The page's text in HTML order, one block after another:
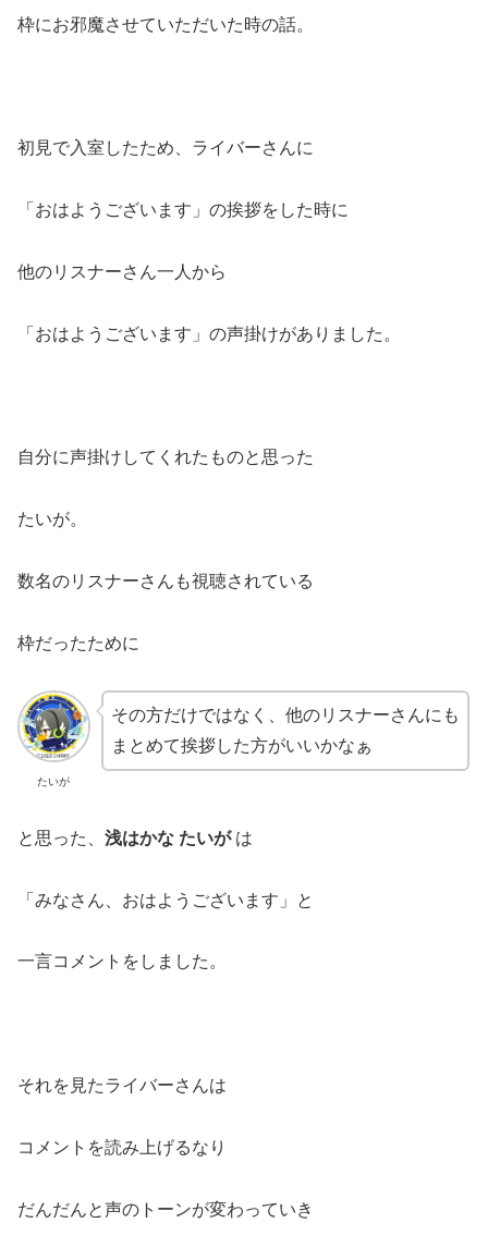
枠にお邪魔させていただいた時の話。
初見で入室したため、ライバーさんに
「おはようございます」の挨拶をした時に
他のリスナーさん一人から
「おはようございます」の声掛けがありました。
自分に声掛けしてくれたものと思った
たいが。
数名のリスナーさんも視聴されている
枠だったために
たいが
その方だけではなく、他のリスナーさんにも
まとめて挨拶した方がいいかなぁ
と思った、 浅はかな たいが は
「みなさん、おはようございます」と
一言コメントをしました。
それを見たライバーさんは
コメントを読み上げるなり
だんだんと声のトーンが変わっていき